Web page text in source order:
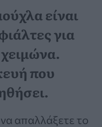
είναι
για
που
απαλλάξετε το